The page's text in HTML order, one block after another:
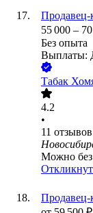
Продавец-
55 000 –
Без опыта
Выплаты:
Табак
4.2
•
11 отзывов
Можно
Продавец-